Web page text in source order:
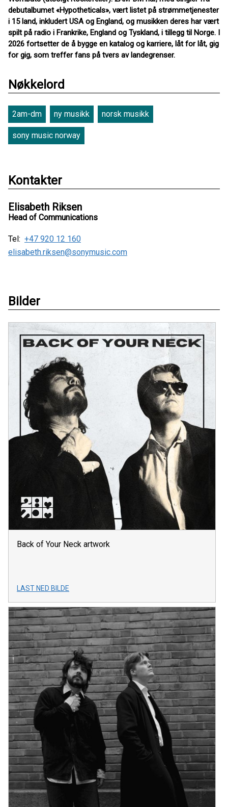
debutalbumet «Hypotheticals», vært listet på strømmetjenester
i 15 land, inkludert USA og England, og musikken deres har vært
spilt på radio i Frankrike, England og Tyskland, i tillegg til Norge. I
2026 fortsetter de å bygge en katalog og karriere, låt for låt, gig
for gig, som treffer fans på tvers av landegrenser.
Nøkkelord
2am-dm ny musikk norsk musikk
sony music norway
Kontakter
Elisabeth Riksen
Head of Communications
Tel: +47 920 12 160
elisabeth.riksen@sonymusic.com
Bilder
Back of Your Neck artwork
LAST NED BILDE